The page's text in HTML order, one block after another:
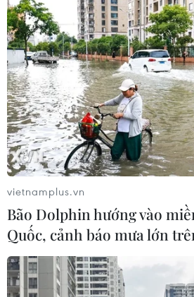
vietnamplus.vn
Bão Dolphin hướng vào
Quốc, cảnh báo mưa lớn